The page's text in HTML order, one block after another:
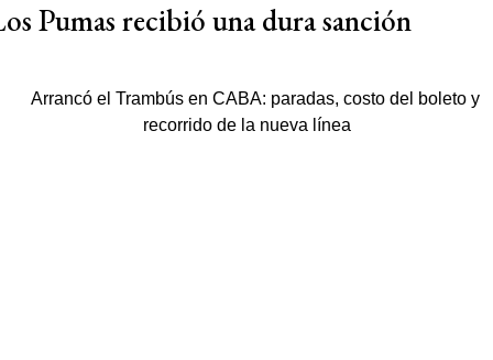
Pumas recibió una dura sanción